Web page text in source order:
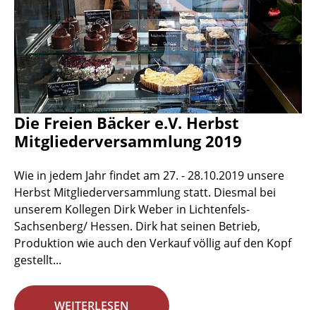
Die Freien Bäcker e.V. Herbst
Mitgliederversammlung 2019
Wie in jedem Jahr findet am 27. - 28.10.2019 unsere
Herbst Mitgliederversammlung statt. Diesmal bei
unserem Kollegen Dirk Weber in Lichtenfels-
Sachsenberg/ Hessen. Dirk hat seinen Betrieb,
Produktion wie auch den Verkauf völlig auf den Kopf
gestellt...
WEITERLESEN